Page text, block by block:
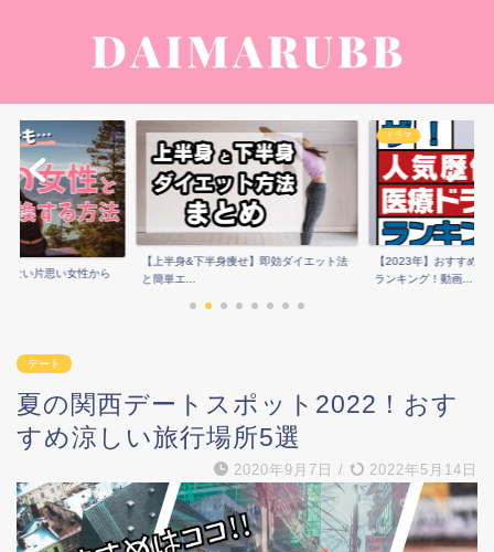
ない片思い女性から
【上半身&下半身痩せ】即効ダイエット法
と簡単エ...
ドラマ
【2023年】おすすめ
ランキング！動画...
デート
夏の関西デートスポット2022！おす
すめ涼しい旅行場所5選
2020年9月7日 / 2022年5月14日